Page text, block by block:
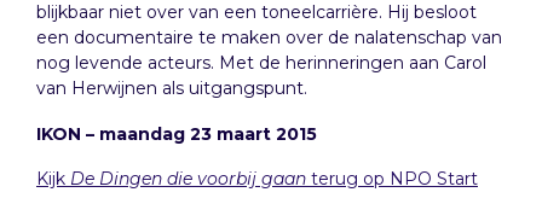
blijkbaar niet over van een toneelcarrière. Hij besloot
een documentaire te maken over de nalatenschap van
nog levende acteurs. Met de herinneringen aan Carol
van Herwijnen als uitgangspunt.
IKON – maandag 23 maart 2015
Kijk De Dingen die voorbij gaan terug op NPO Start